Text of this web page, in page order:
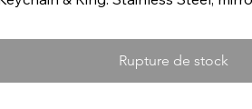
Rupture de stock